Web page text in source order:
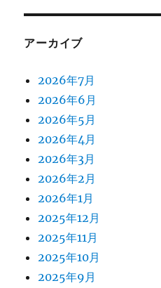
アーカイブ
2026年7月
2026年6月
2026年5月
2026年4月
2026年3月
2026年2月
2026年1月
2025年12月
2025年11月
2025年10月
2025年9月